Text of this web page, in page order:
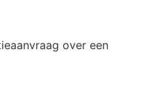
over een